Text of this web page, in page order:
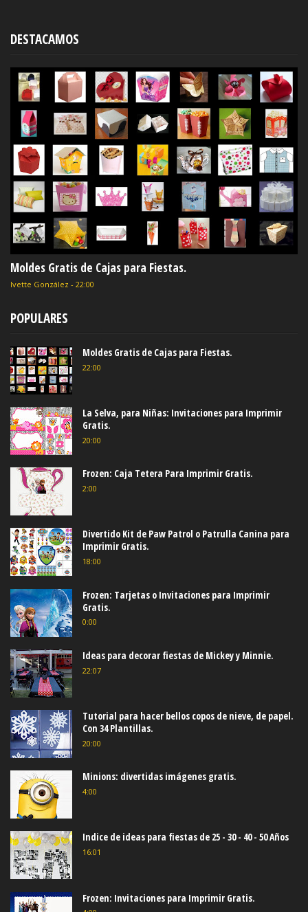
DESTACAMOS
Moldes Gratis de Cajas para Fiestas.
Ivette González - 22:00
POPULARES
Moldes Gratis de Cajas para Fiestas.
22:00
La Selva, para Niñas: Invitaciones para Imprimir
Gratis.
20:00
Frozen: Caja Tetera Para Imprimir Gratis.
2:00
Divertido Kit de Paw Patrol o Patrulla Canina para
Imprimir Gratis.
18:00
Frozen: Tarjetas o Invitaciones para Imprimir
Gratis.
0:00
Ideas para decorar fiestas de Mickey y Minnie.
22:07
Tutorial para hacer bellos copos de nieve, de papel.
Con 34 Plantillas.
20:00
Minions: divertidas imágenes gratis.
4:00
Indice de ideas para fiestas de 25 - 30 - 40 - 50 Años
16:01
Frozen: Invitaciones para Imprimir Gratis.